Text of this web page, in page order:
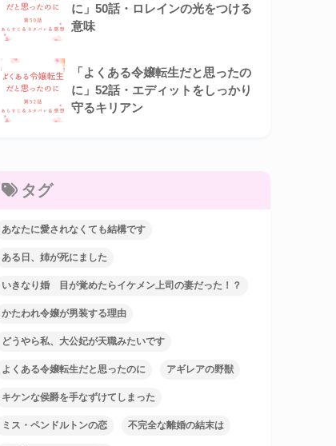
に」50話・ロレインの光をつける
意味
「よくある令嬢転生だと思ったの
に」52話・エディットをしっかり
守るキリアン
タグ
あなたに愛されなくても結構です
ある日、姉が死にました
いきなり婚 目が覚めたらイケメン上司の妻だった！？
かたわれ令嬢が男装する理由
どうやら私、大公妃が天職みたいです
よくある令嬢転生だと思ったのに アギレアの野獣
キケンな侯爵を手なずけてしまった
ミス・ペンドルトンの恋 不完全な離婚の結末は